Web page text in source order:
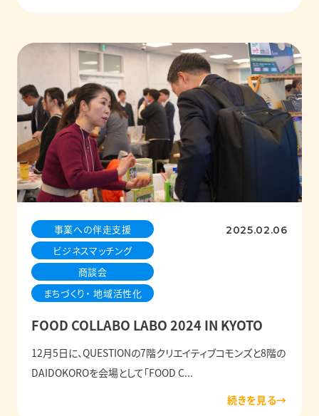
事業への伴走支援
ビジネスマッチング
商談会
まちづくり・ 地域活性化
2025.02.06
FOOD COLLABO LABO 2024 IN KYOTO
12月5日に、QUESTIONの7階クリエイティブコモンズと8階の
DAIDOKOROを会場として「FOOD C...